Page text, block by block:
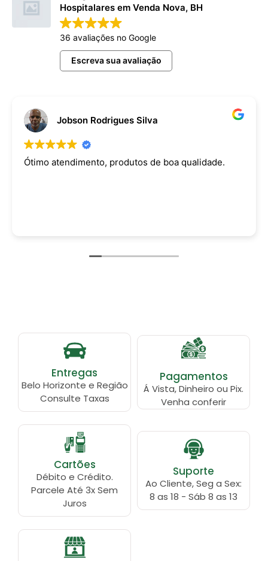
Hospitalares em Venda Nova, BH
36 avaliações no Google
Escreva sua avaliação
Jobson Rodrigues Silva
Ótimo atendimento, produtos de boa qualidade.
Entregas
Belo Horizonte e Região
Consulte Taxas
Pagamentos
Á Vista, Dinheiro ou Pix.
Venha conferir
Cartões
Débito e Crédito.
Parcele Até 3x Sem
Juros
Suporte
Ao Cliente, Seg a Sex:
8 as 18 - Sáb 8 as 13